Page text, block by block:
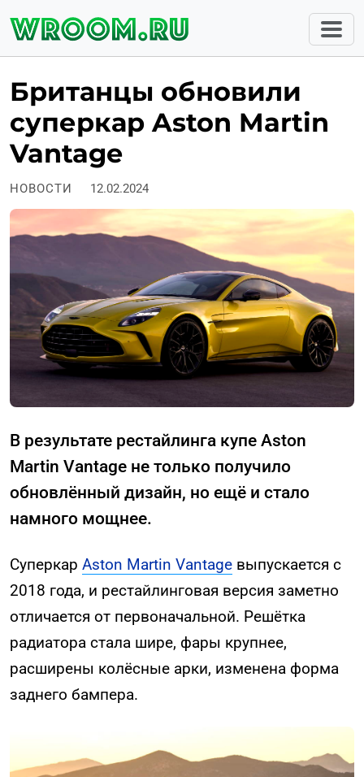
Британцы обновили
суперкар Aston Martin
Vantage
НОВОСТИ 12.02.2024
В результате рестайлинга купе Aston
Martin Vantage не только получило
обновлённый дизайн, но ещё и стало
намного мощнее.
Суперкар Aston Martin Vantage выпускается с
2018 года, и рестайлинговая версия заметно
отличается от первоначальной. Решётка
радиатора стала шире, фары крупнее,
расширены колёсные арки, изменена форма
заднего бампера.